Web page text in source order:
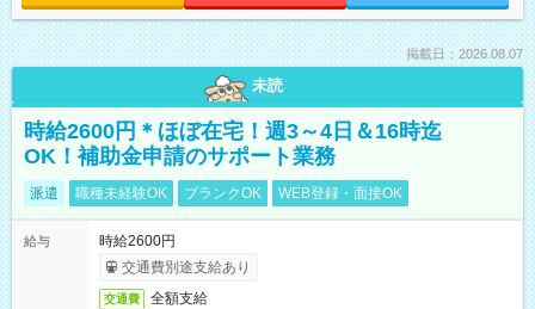
掲載日：2026.08.07
未読
時給2600円＊ほぼ在宅！週3～4日＆16時迄
OK！補助金申請のサポート業務
派遣 職種未経験OK ブランクOK WEB登録・面接OK
給与
時給2600円
交通費別途支給あり
交通費 全額支給